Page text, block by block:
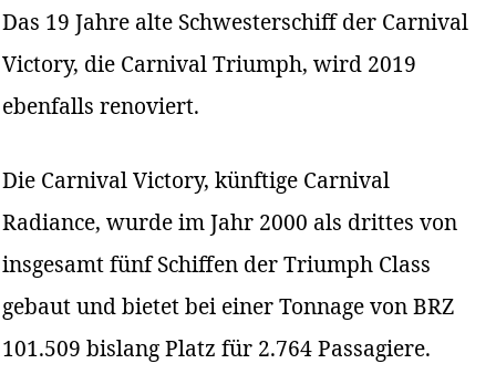
Das 19 Jahre alte Schwesterschiff der Carnival
Victory, die Carnival Triumph, wird 2019
ebenfalls renoviert.
Die Carnival Victory, künftige Carnival
Radiance, wurde im Jahr 2000 als drittes von
insgesamt fünf Schiffen der Triumph Class
gebaut und bietet bei einer Tonnage von BRZ
101.509 bislang Platz für 2.764 Passagiere.